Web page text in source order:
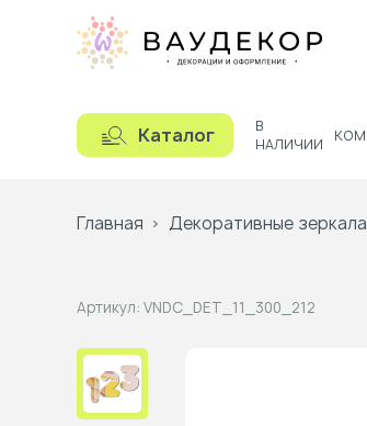
Каталог
В
НАЛИЧИИ
Главная Декоративные
Артикул: VNDC_DET_11_300_212